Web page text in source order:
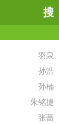
搜
羽泉
孙浩
孙楠
朱铭捷
张蔷